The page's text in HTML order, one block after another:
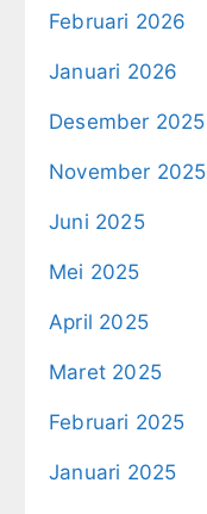
Februari 2026
Januari 2026
Desember 2025
November 2025
Juni 2025
Mei 2025
April 2025
Maret 2025
Februari 2025
Januari 2025